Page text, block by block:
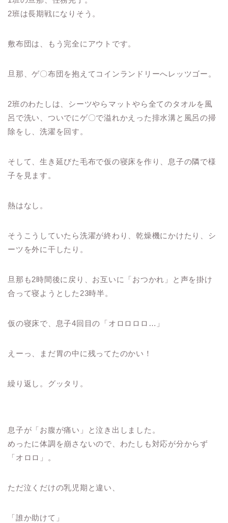
2班は長期戦になりそう。
敷布団は、もう完全にアウトです。
旦那、ゲ〇布団を抱えてコインランドリーへレッツゴー。
2班のわたしは、シーツやらマットやら全てのタオルを風
呂で洗い、ついでにゲ〇で溢れかえった排水溝と風呂の掃
除をし、洗濯を回す。
そして、生き延びた毛布で仮の寝床を作り、息子の隣で様
子を見ます。
熱はなし。
そうこうしていたら洗濯が終わり、乾燥機にかけたり、シ
ーツを外に干したり。
旦那も2時間後に戻り、お互いに「おつかれ」と声を掛け
合って寝ようとした23時半。
仮の寝床で、息子4回目の「オロロロロ…」
えーっ、まだ胃の中に残ってたのかい！
繰り返し。グッタリ。
息子が「お腹が痛い」と泣き出しました。
めったに体調を崩さないので、わたしも対応が分からず
「オロロ」。
ただ泣くだけの乳児期と違い、
「誰か助けて」